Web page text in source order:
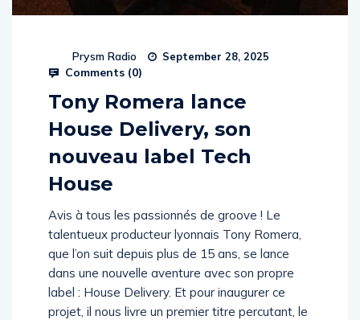
Prysm Radio September 28, 2025
Comments (0)
Tony Romera lance
House Delivery, son
nouveau label Tech
House
Avis à tous les passionnés de groove ! Le
talentueux producteur lyonnais Tony Romera,
que l’on suit depuis plus de 15 ans, se lance
dans une nouvelle aventure avec son propre
label : House Delivery. Et pour inaugurer ce
projet, il nous livre un premier titre percutant, le